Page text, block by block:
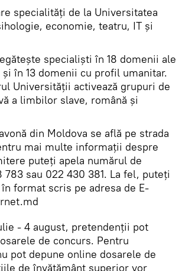
specialități de la Universitatea
economie, teatru, IT și
specialiști în 18 domenii ale
în 13 domenii cu profil umanitar.
Universității activează grupuri de
a limbilor slave, română și
din Moldova se află pe strada
mai multe informații despre
puteți apela numărul de
sau 022 430 381. La fel, puteți
format scris pe adresa de E-
- 4 august, pretendenții pot
de concurs. Pentru
pot depune online dosarele de
de învățământ superior vor